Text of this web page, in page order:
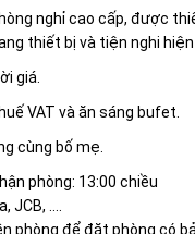
nghỉ cao cấp, được
thiết bị và tiện nghi hiện
giá.
VAT và ăn sáng bufet.
cùng bố mẹ.
phòng: 13:00 chiều
JCB, ….
phòng để đặt phòng có